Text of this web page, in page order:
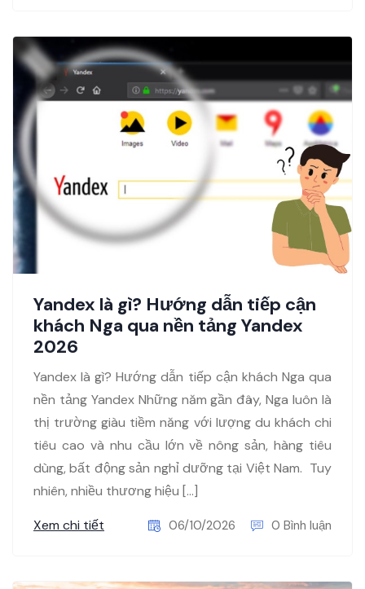
Yandex là gì? Hướng dẫn tiếp cận
khách Nga qua nền tảng Yandex
2026
Yandex là gì? Hướng dẫn tiếp cận khách Nga qua
nền tảng Yandex Những năm gần đây, Nga luôn là
thị trường giàu tiềm năng với lượng du khách chi
tiêu cao và nhu cầu lớn về nông sản, hàng tiêu
dùng, bất động sản nghỉ dưỡng tại Việt Nam. Tuy
nhiên, nhiều thương hiệu […]
Xem chi tiết
06/10/2026 0 Bình luận